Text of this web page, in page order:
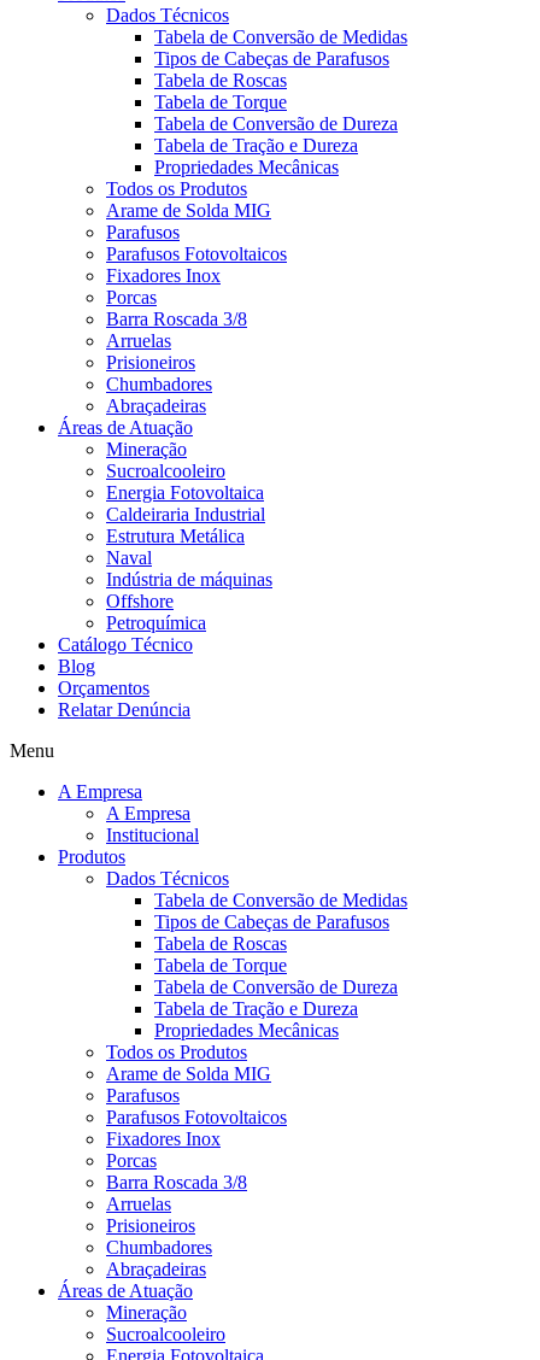
Dados Técnicos
Tabela de Conversão de Medidas
Tipos de Cabeças de Parafusos
Tabela de Roscas
Tabela de Torque
Tabela de Conversão de Dureza
Tabela de Tração e Dureza
Propriedades Mecânicas
Todos os Produtos
Arame de Solda MIG
Parafusos
Parafusos Fotovoltaicos
Fixadores Inox
Porcas
Barra Roscada 3/8
Arruelas
Prisioneiros
Chumbadores
Abraçadeiras
Áreas de Atuação
Mineração
Sucroalcooleiro
Energia Fotovoltaica
Caldeiraria Industrial
Estrutura Metálica
Naval
Indústria de máquinas
Offshore
Petroquímica
Catálogo Técnico
Blog
Orçamentos
Relatar Denúncia
Menu
A Empresa
A Empresa
Institucional
Produtos
Dados Técnicos
Tabela de Conversão de Medidas
Tipos de Cabeças de Parafusos
Tabela de Roscas
Tabela de Torque
Tabela de Conversão de Dureza
Tabela de Tração e Dureza
Propriedades Mecânicas
Todos os Produtos
Arame de Solda MIG
Parafusos
Parafusos Fotovoltaicos
Fixadores Inox
Porcas
Barra Roscada 3/8
Arruelas
Prisioneiros
Chumbadores
Abraçadeiras
Áreas de Atuação
Mineração
Sucroalcooleiro
Energia Fotovoltaica